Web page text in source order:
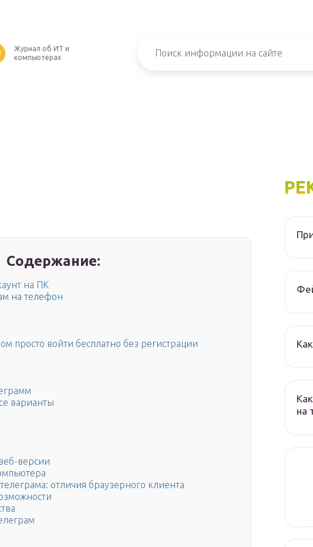
Журнал об ИТ и
компьютерах
Содержание:
на ПК
на телефон
просто войти бесплатно без регистрации
варианты
версии
отличия браузерного клиента
на